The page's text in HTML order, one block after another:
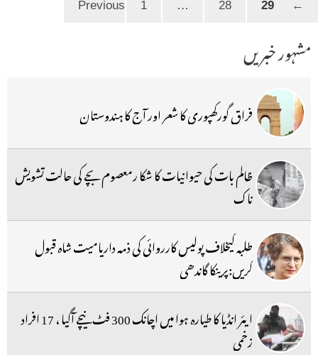
←
1 … 28 29
مشہور خبریں
فراق گورکھپوری کا شعر اور آج کا ہندوستان
ظالم بات کی حیوانیات کا شکا رمعصوم بچے کی حالت تشویش
ناک
طلبہ کیخلاف پولیس کارروائی کی ذمہ داریامیت شاہ قبول
کریں:پرینکا گاندھی
ایئر انڈیا کا طیارہ ہوا میں اچانک 300 فٹ نیچے آگیا ، 17 افراد
زخمی